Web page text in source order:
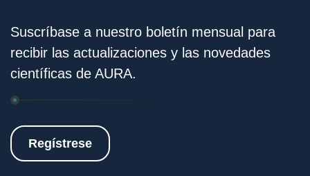
Suscríbase a nuestro boletín mensual para
recibir las actualizaciones y las novedades
científicas de AURA.
Regístrese